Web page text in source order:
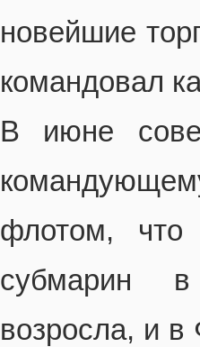
новейшие
командовал
В июне
флотом, что
субмарин
возросла, и в